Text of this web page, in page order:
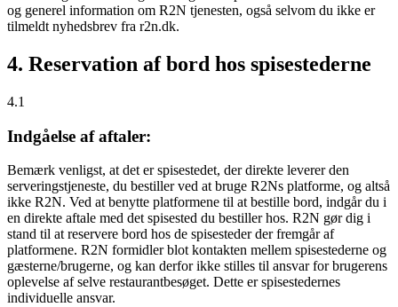
og generel information om R2N tjenesten, også selvom du ikke er
tilmeldt nyhedsbrev fra r2n.dk.
4. Reservation af bord hos spisestederne
4.1
Indgåelse af aftaler:
Bemærk venligst, at det er spisestedet, der direkte leverer den
serveringstjeneste, du bestiller ved at bruge R2Ns platforme, og altså
ikke R2N. Ved at benytte platformene til at bestille bord, indgår du i
en direkte aftale med det spisested du bestiller hos. R2N gør dig i
stand til at reservere bord hos de spisesteder der fremgår af
platformene. R2N formidler blot kontakten mellem spisestederne og
gæsterne/brugerne, og kan derfor ikke stilles til ansvar for brugerens
oplevelse af selve restaurantbesøget. Dette er spisestedernes
individuelle ansvar.